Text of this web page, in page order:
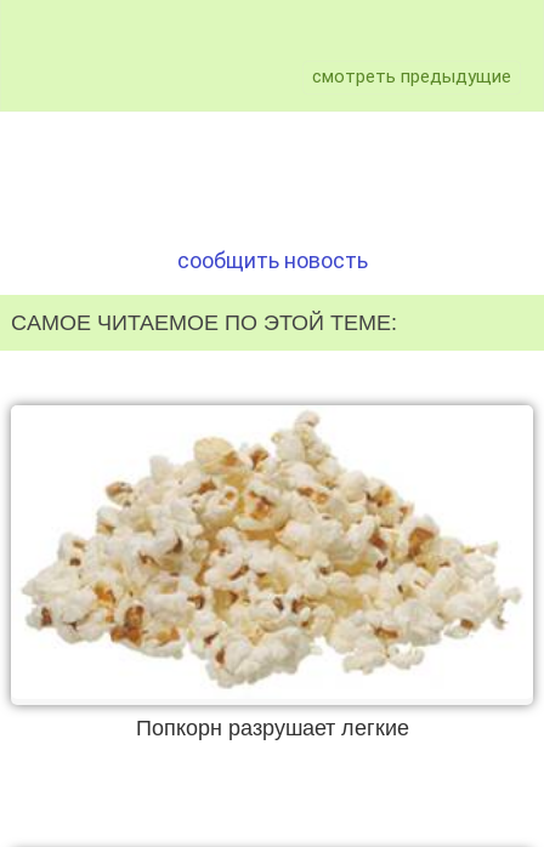
смотреть предыдущие
сообщить новость
САМОЕ ЧИТАЕМОЕ ПО ЭТОЙ ТЕМЕ:
Попкорн разрушает легкие